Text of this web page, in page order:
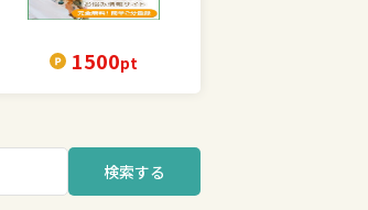
1500pt
検索する